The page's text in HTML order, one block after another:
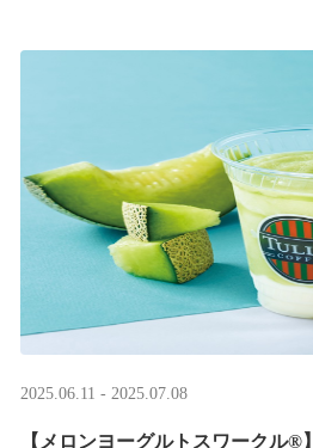
2025.06.11 - 2025.07.08
【メロンヨーグルトスワークル®】